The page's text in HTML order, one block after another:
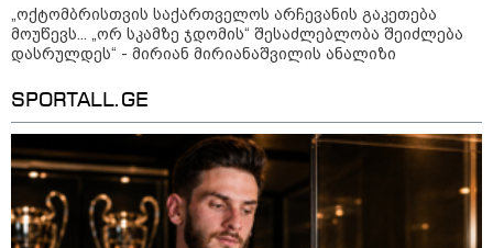
ჩაკეტილი „პოლიტიკური
სამკუთხედი“ - კულუარული
თამაშები, რომლებიც დიდი
„ოქტომბრისთვის საქართველოს
არჩევანის გაკეთება მოუწევს...
„ორ სკამზე ჯდომის“
შესაძლებლობა შეიძლება
დასრულდეს“ - მირიან
მირიანაშვილის ანალიზი
„ოქტომბრისთვის საქართველოს არჩევანის გაკეთება
მოუწევს... „ორ სკამზე ჯდომის“ შესაძლებლობა შეიძლება
დასრულდეს“ - მირიან მირიანაშვილის ანალიზი
SPORTALL.GE